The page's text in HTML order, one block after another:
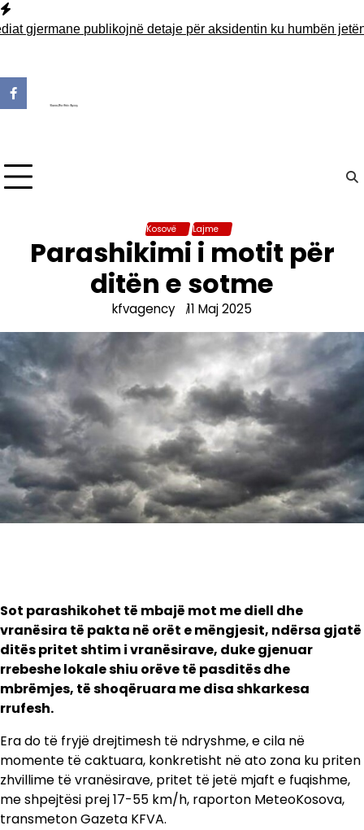
Skip
to
publikojnë detaje për aksidentin ku humbën jetën tre
Kosovë Lajme
Parashikimi i motit për
ditën e sotme
kfvagency 11 Maj 2025
Sot parashikohet të mbajë mot me diell dhe
vranësira të pakta në orët e mëngjesit, ndërsa gjatë
ditës pritet shtim i vranësirave, duke gjenuar
rrebeshe lokale shiu orëve të pasditës dhe
mbrëmjes, të shoqëruara me disa shkarkesa
rrufesh.
Era do të fryjë drejtimesh të ndryshme, e cila në
momente të caktuara, konkretisht në ato zona ku priten
zhvillime të vranësirave, pritet të jetë mjaft e fuqishme,
me shpejtësi prej 17-55 km/h, raporton MeteoKosova,
transmeton Gazeta KFVA.